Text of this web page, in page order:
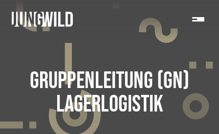
GRUPPENLEITUNG (GN)
LAGERLOGISTIK